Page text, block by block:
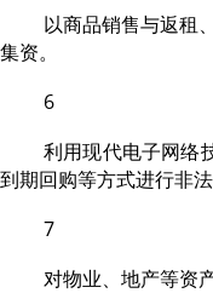
以商品销售与返租
集资。
6
利用现代电子网络
到期回购等方式进行非法
7
对物业、地产等资